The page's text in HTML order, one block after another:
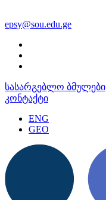
epsy@sou.edu.ge
სასარგებლო ბმულები
კონტაქტი
ENG
GEO